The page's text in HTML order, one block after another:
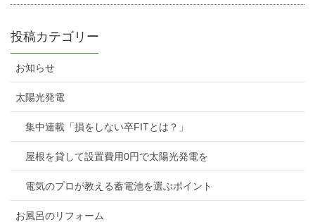
投稿カテゴリー
お知らせ
太陽光発電
集中連載「損をしない卒FITとは？」
屋根を貸して設置費用0円で太陽光発電を
電気のプロが教える蓄電池を選ぶポイント
お風呂のリフォーム